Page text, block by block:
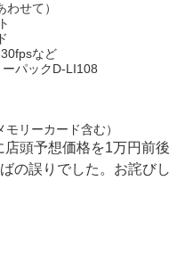
せて）
など
パックD-LI108
リーカード含む）
店頭予想価格を1万円前後
の誤りでした。お詫びし